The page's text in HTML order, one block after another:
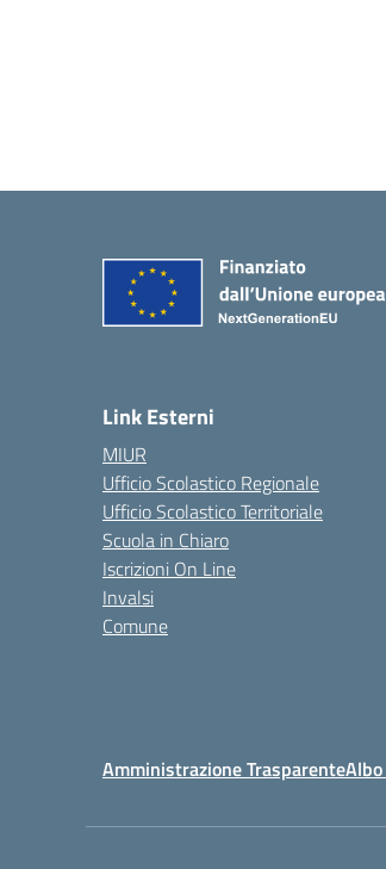
Link Esterni
MIUR
Ufficio Scolastico Regionale
Ufficio Scolastico Territoriale
Scuola in Chiaro
Iscrizioni On Line
Invalsi
Comune
Amministrazione Trasparente